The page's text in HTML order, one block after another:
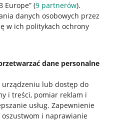
Europe” (9 partnerów).
danych osobowych przez
w ich politykach ochrony
dane personalne
lub dostęp do
i treści, pomiar reklam i
usług. Zapewnienie
i naprawianie